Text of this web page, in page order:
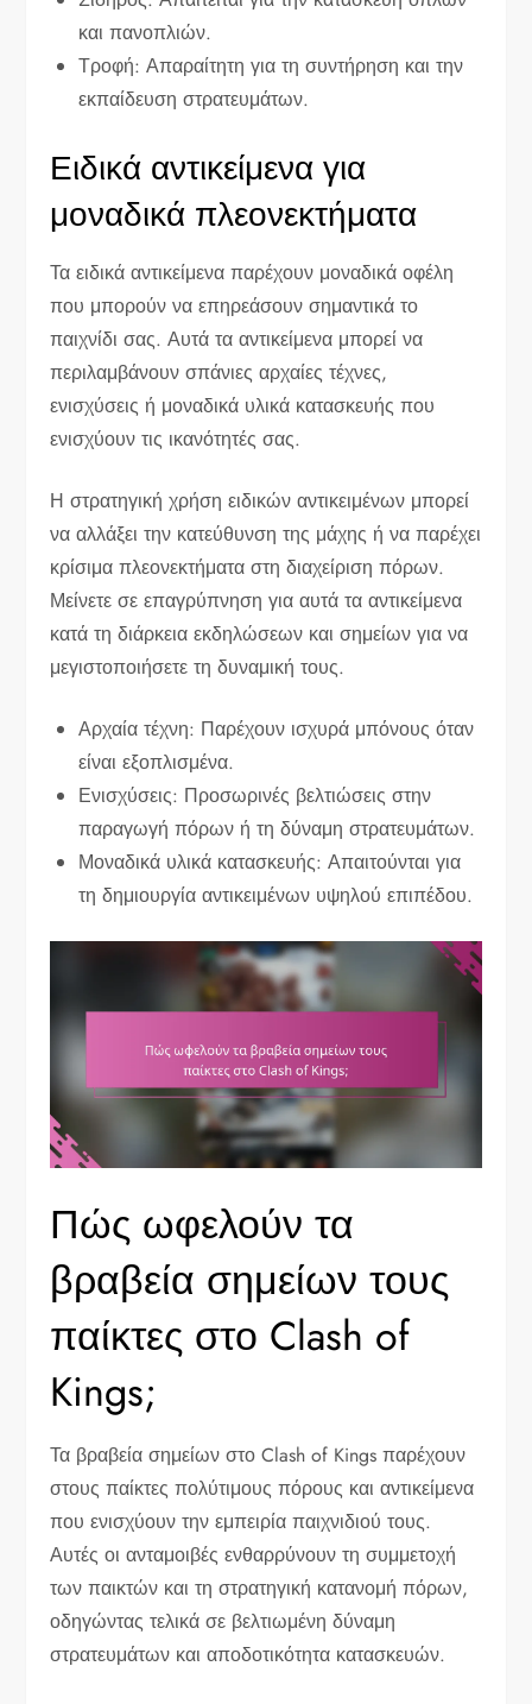
και πανοπλιών.
Τροφή: Απαραίτητη για τη συντήρηση και την
εκπαίδευση στρατευμάτων.
Ειδικά αντικείμενα για
μοναδικά πλεονεκτήματα
Τα ειδικά αντικείμενα παρέχουν μοναδικά οφέλη
που μπορούν να επηρεάσουν σημαντικά το
παιχνίδι σας. Αυτά τα αντικείμενα μπορεί να
περιλαμβάνουν σπάνιες αρχαίες τέχνες,
ενισχύσεις ή μοναδικά υλικά κατασκευής που
ενισχύουν τις ικανότητές σας.
Η στρατηγική χρήση ειδικών αντικειμένων μπορεί
να αλλάξει την κατεύθυνση της μάχης ή να παρέχει
κρίσιμα πλεονεκτήματα στη διαχείριση πόρων.
Μείνετε σε επαγρύπνηση για αυτά τα αντικείμενα
κατά τη διάρκεια εκδηλώσεων και σημείων για να
μεγιστοποιήσετε τη δυναμική τους.
Αρχαία τέχνη: Παρέχουν ισχυρά μπόνους όταν
είναι εξοπλισμένα.
Ενισχύσεις: Προσωρινές βελτιώσεις στην
παραγωγή πόρων ή τη δύναμη στρατευμάτων.
Μοναδικά υλικά κατασκευής: Απαιτούνται για
τη δημιουργία αντικειμένων υψηλού επιπέδου.
Πώς ωφελούν τα
βραβεία σημείων τους
παίκτες στο Clash of
Kings;
Τα βραβεία σημείων στο Clash of Kings παρέχουν
στους παίκτες πολύτιμους πόρους και αντικείμενα
που ενισχύουν την εμπειρία παιχνιδιού τους.
Αυτές οι ανταμοιβές ενθαρρύνουν τη συμμετοχή
των παικτών και τη στρατηγική κατανομή πόρων,
οδηγώντας τελικά σε βελτιωμένη δύναμη
στρατευμάτων και αποδοτικότητα κατασκευών.